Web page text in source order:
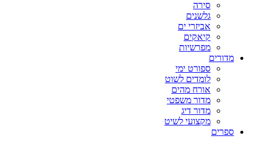
סירה
גלשנים
אביזרי ים
קיאקים
מפרשיות
מדורים
ספורט ימי
לומדים לשוט
אורח מהים
מדור משפטי
מדור דיג
מקצועי לשיט
ספרים